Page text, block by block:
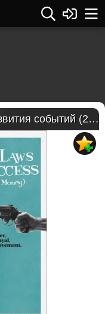
Шесть законов успешного развития событий (2017)